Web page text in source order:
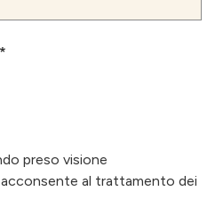
preso visione
, acconsente al trattamento dei